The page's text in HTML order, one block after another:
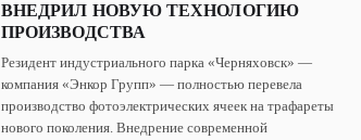
ВНЕДРИЛ НОВУЮ ТЕХНОЛОГИЮ
ПРОИЗВОДСТВА
Резидент индустриального парка «Черняховск» —
компания «Энкор Групп» — полностью перевела
производство фотоэлектрических ячеек на трафареты
нового поколения. Внедрение современной